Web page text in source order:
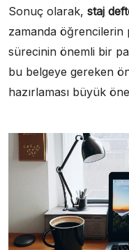
Sonuç olarak, staj
zamanda öğrencilerin
sürecinin önemli bir
bu belgeye gereken
hazırlaması büyük